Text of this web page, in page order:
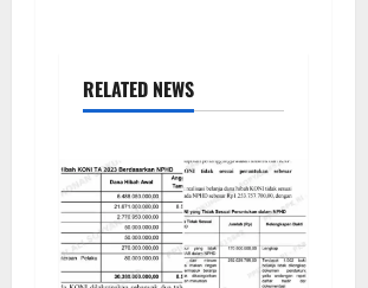
RELATED NEWS